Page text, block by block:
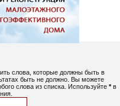
слова, которые должны быть в
быть не должно. Вы можете
слова из списка. Используйте *в